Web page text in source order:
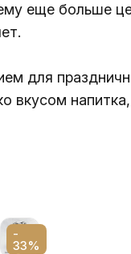
еще больше
для
вкусом
-
33%